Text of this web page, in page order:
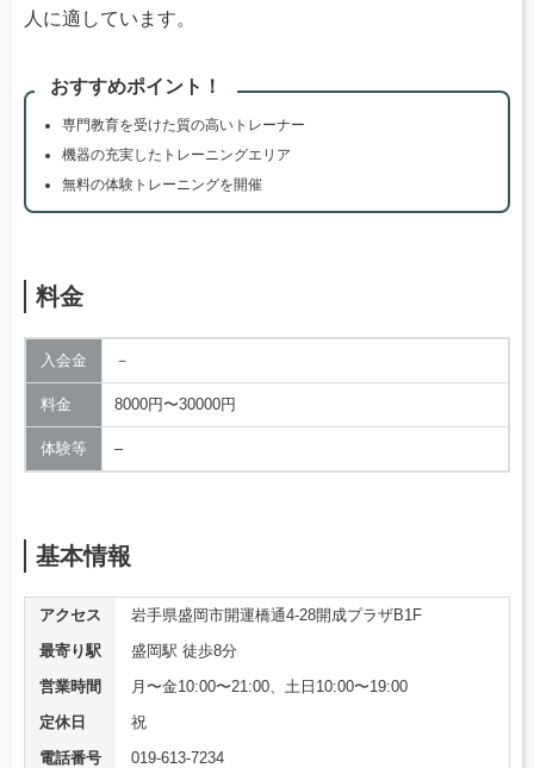
人に適しています。
おすすめポイント！
専門教育を受けた質の高いトレーナー
機器の充実したトレーニングエリア
無料の体験トレーニングを開催
料金
入会金 －
料金 8000円〜30000円
体験等 –
基本情報
アクセス
岩手県盛岡市開運橋通4-28開成プラザB1F
最寄り駅
盛岡駅 徒歩8分
営業時間
月〜金10:00〜21:00、土日10:00〜19:00
定休日
祝
電話番号
019-613-7234